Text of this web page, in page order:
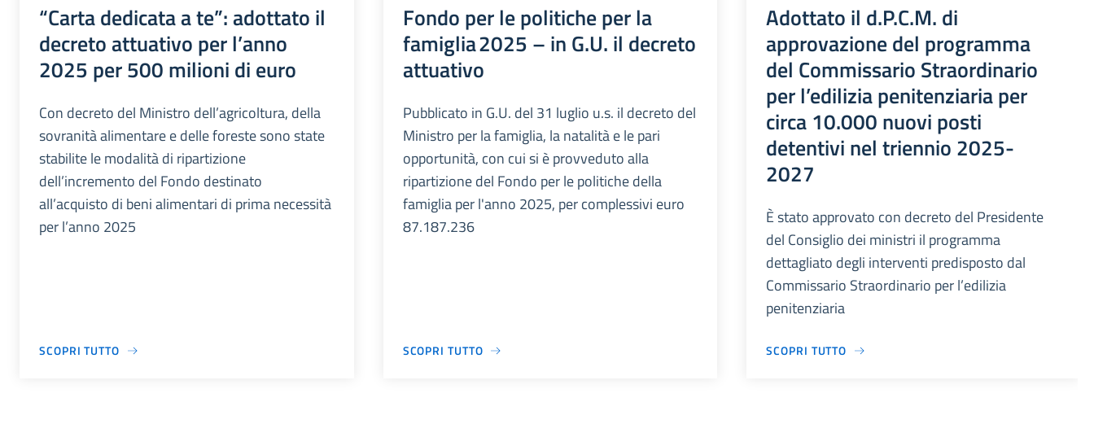
“Carta dedicata a te”: adottato il
decreto attuativo per l’anno
2025 per 500 milioni di euro
Con decreto del Ministro dell’agricoltura, della
sovranità alimentare e delle foreste sono state
stabilite le modalità di ripartizione
dell’incremento del Fondo destinato
all’acquisto di beni alimentari di prima necessità
per l’anno 2025
SCOPRI TUTTO
Fondo per le politiche per la
famiglia 2025 – in G.U. il decreto
attuativo
Pubblicato in G.U. del 31 luglio u.s. il decreto del
Ministro per la famiglia, la natalità e le pari
opportunità, con cui si è provveduto alla
ripartizione del Fondo per le politiche della
famiglia per l'anno 2025, per complessivi euro
87.187.236
SCOPRI TUTTO
Adottato il d.P.C.M. di
approvazione del programma
del Commissario Straordinario
per l’edilizia penitenziaria per
circa 10.000 nuovi posti
detentivi nel triennio 2025-
2027
È stato approvato con decreto del Presidente
del Consiglio dei ministri il programma
dettagliato degli interventi predisposto dal
Commissario Straordinario per l’edilizia
penitenziaria
SCOPRI TUTTO